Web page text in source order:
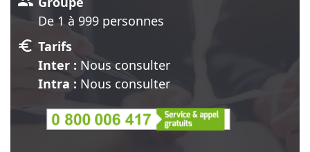
De 1 à 999 personnes
euro Tarifs
Inter : Nous consulter
Intra : Nous consulter